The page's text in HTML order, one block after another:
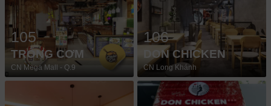
105
TRỐNG CƠM
CN Mega Mall - Q.9
106
DON CHICKEN
CN Long Khánh